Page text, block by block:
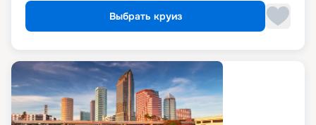
Выбрать круиз